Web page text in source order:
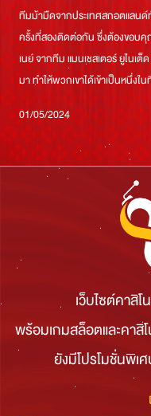
ทีมม้ามืดจากประเทศสกอตแลนด์
ครั้งที่สองติดต่อกัน ซึ่งต้องขอบคุ
เนย์ จากทีม แมนเชสเตอร์ ยูไนเ
มา ทำให้พวกเขาได้เข้าเป็นหนึ่งใ
01/05/2024
เว็บไซต์คาสิ
พร้อมเกมสล็อตและคาสิ
ยังมีโปรโมชั่นพิเ